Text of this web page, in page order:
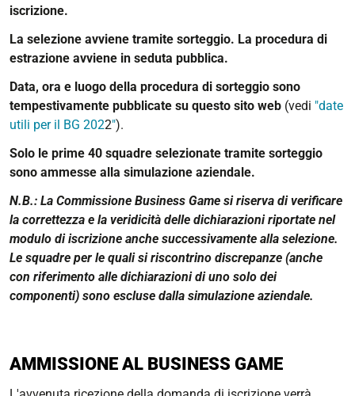
iscrizione.
La selezione avviene tramite sorteggio. La procedura di
estrazione avviene in seduta pubblica.
Data, ora e luogo della procedura di sorteggio sono
tempestivamente pubblicate su questo sito web (vedi "date
utili per il BG 2022").
Solo le prime 40 squadre selezionate tramite sorteggio
sono ammesse alla simulazione aziendale.
N.B.: La Commissione Business Game si riserva di verificare
la correttezza e la veridicità delle dichiarazioni riportate nel
modulo di iscrizione anche successivamente alla selezione.
Le squadre per le quali si riscontrino discrepanze (anche
con riferimento alle dichiarazioni di uno solo dei
componenti) sono escluse dalla simulazione aziendale.
AMMISSIONE AL BUSINESS GAME